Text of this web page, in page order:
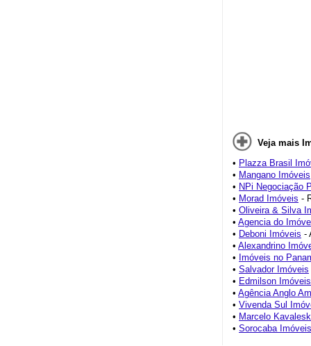
Veja mais
• Plazza Brasil
• Mangano Imóveis
• NPi Negociação
• Morad Imóveis -
• Oliveira & Silva
• Agencia do
• Deboni Imóveis -
• Alexandrino
• Imóveis no
• Salvador Imóveis
• Edmilson Imóveis
• Agência Anglo
• Vivenda Sul
• Marcelo
• Sorocaba Imóveis